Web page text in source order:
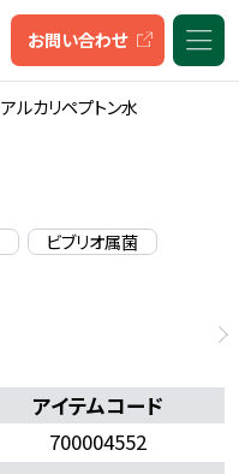
キーワード検索
お問い合わせ
アルカリペプトン水
ビブリオ属菌
アイテムコード
700004552